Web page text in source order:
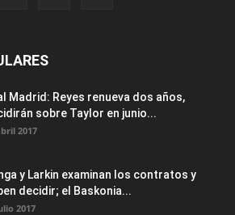
Madrid: Reyes renueva dos años,
sobre Taylor en junio...
2017
y Larkin examinan los contratos y
decidir; el Baskonia...
2017